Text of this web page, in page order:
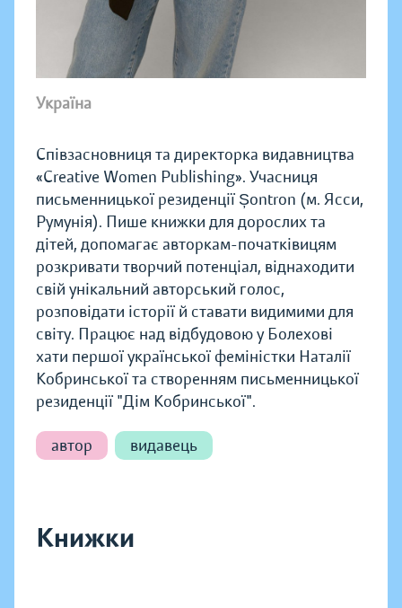
Україна
Співзасновниця та директорка видавництва
«Creative Women Publishing». Учасниця
письменницької резиденції Șontron (м. Ясси,
Румунія). Пише книжки для дорослих та
дітей, допомагає авторкам-початківицям
розкривати творчий потенціал, віднаходити
свій унікальний авторський голос,
розповідати історії й ставати видимими для
світу. Працює над відбудовою у Болехові
хати першої української феміністки Наталії
Кобринської та створенням письменницької
резиденції "Дім Кобринської".
автор видавець
Книжки